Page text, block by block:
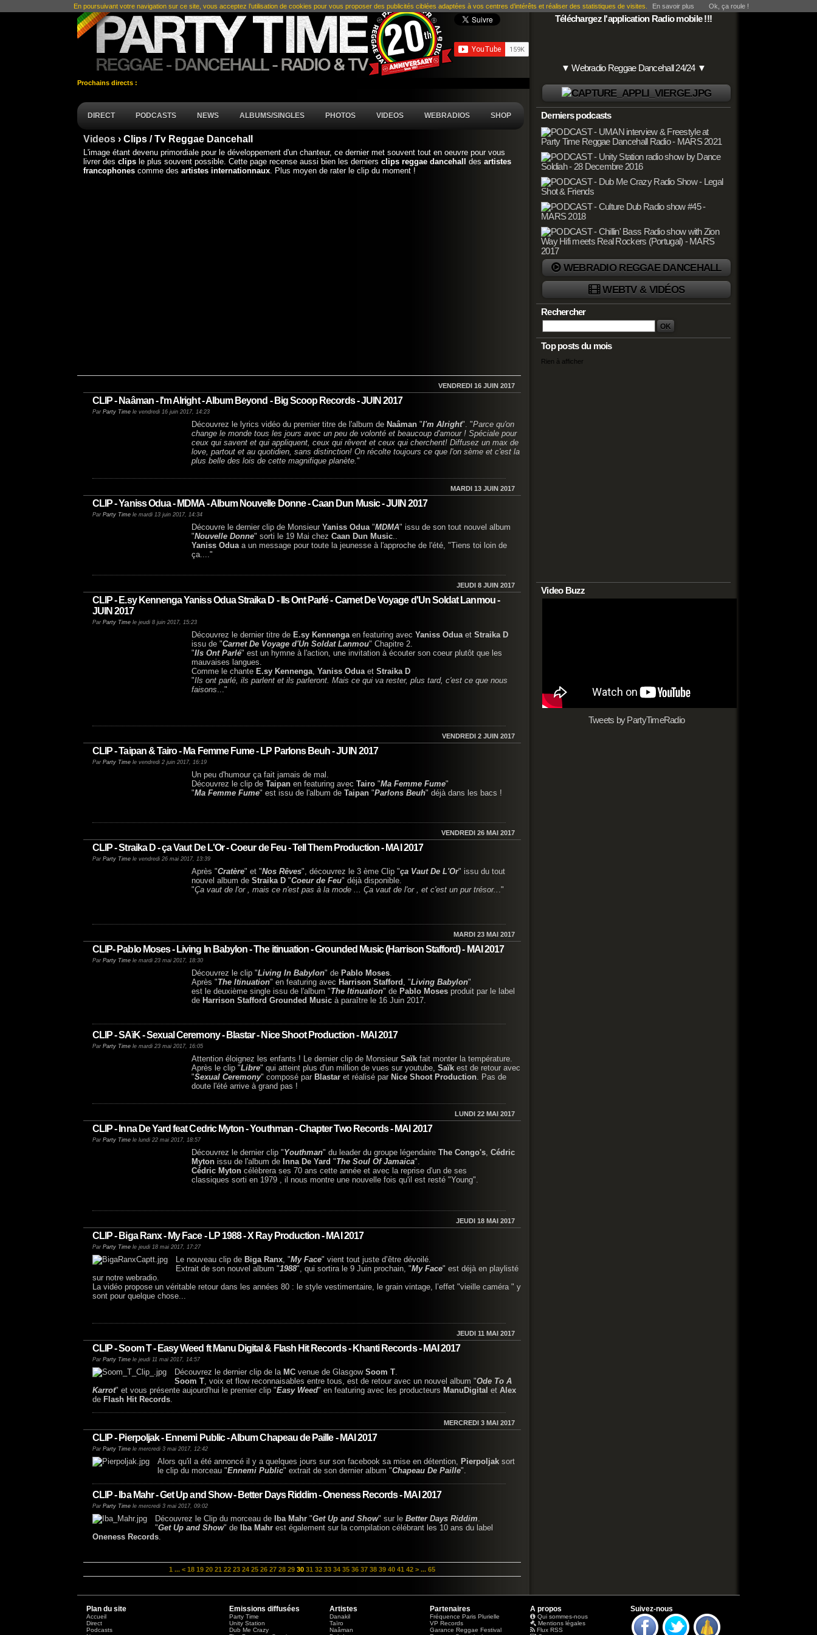
Prochains directs :
DIRECT PODCASTS NEWS ALBUMS/SINGLES PHOTOS VIDEOS WEBRADIOS SHOP
Videos › Clips / Tv Reggae Dancehall
L'image étant devenu primordiale pour le développement d'un chanteur, ce dernier met souvent tout en oeuvre pour vous
livrer des clips le plus souvent possible. Cette page recense aussi bien les derniers clips reggae dancehall des artistes
francophones comme des artistes internationnaux. Plus moyen de rater le clip du moment !
VENDREDI 16 JUIN 2017
CLIP - Naâman - I'm Alright - Album Beyond - Big Scoop Records - JUIN 2017
Par Party Time le vendredi 16 juin 2017, 14:23
Découvrez le lyrics vidéo du premier titre de l'album de Naâman "I'm Alright". "Parce qu'on
change le monde tous les jours avec un peu de volonté et beaucoup d'amour ! Spéciale pour
ceux qui savent et qui appliquent, ceux qui rêvent et ceux qui cherchent! Diffusez un max de
love, partout et au quotidien, sans distinction! On récolte toujours ce que l'on sème et c'est la
plus belle des lois de cette magnifique planète."
MARDI 13 JUIN 2017
CLIP - Yaniss Odua - MDMA - Album Nouvelle Donne - Caan Dun Music - JUIN 2017
Par Party Time le mardi 13 juin 2017, 14:34
Découvre le dernier clip de MonsieurYaniss Odua "MDMA" issu de son tout nouvel album
"Nouvelle Donne" sorti le 19 Mai chezCaan Dun Music
Yaniss Odua a un message pour toute la jeunesse à l'approche de l'été, "Tiens toi loin de
ça...."
JEUDI 8 JUIN 2017
CLIP - E.sy Kennenga Yaniss Odua Straika D - Ils Ont Parlé - Carnet De Voyage d'Un Soldat Lanmou -
JUIN 2017
Par Party Time le jeudi 8 juin 2017, 15:23
Découvrez le dernier titre de E.sy Kennengaen featuring avecYaniss OduaetStraika D
issu de "Carnet De Voyage d'Un Soldat Lanmou" Chapitre 2.
"Ils Ont Parlé" est un hymne à l'action, une invitation à écouter son coeur plutôt que les
mauvaises langues.
Comme le chante E.sy Kennenga,Yaniss OduaetStraika D
"Ils ont parlé, ils parlent et ils parleront. Mais ce qui va rester, plus tard, c'est ce que nous
faisons..."
VENDREDI 2 JUIN 2017
CLIP - Taipan & Tairo - Ma Femme Fume - LP Parlons Beuh - JUIN 2017
Par Party Time le vendredi 2 juin 2017, 16:19
Un peu d'humour ça fait jamais de mal.
Découvrez le clip deTaipan en featuring avecTairo "Ma Femme Fume"
"Ma Femme Fume" est issu de l'album deTaipan "Parlons Beuh" déjà dans les bacs !
VENDREDI 26 MAI 2017
CLIP - Straika D - ça Vaut De L'Or - Coeur de Feu - Tell Them Production - MAI 2017
Par Party Time le vendredi 26 mai 2017, 13:39
Après "Cratère" et "Nos Rêves", découvrez le 3 ème Clip "ça Vaut De L'Or" issu du tout
nouvel album deStraika D "Coeur de Feu" déjà disponible.
"Ça vaut de l'or , mais ce n'est pas à la mode ... Ça vaut de l'or , et c'est un pur trésor.. ."
MARDI 23 MAI 2017
CLIP- Pablo Moses - Living In Babylon - The itinuation - Grounded Music (Harrison Stafford) - MAI 2017
Par Party Time le mardi 23 mai 2017, 18:30
Découvrez le clip "Living In Babylon" dePablo Moses
Après "The Itinuation" en featuring avecHarrison Stafford , "Living Babylon"
est le deuxième single issu de l'album "The Itinuation" dePablo Moses produit par le label
deHarrison Stafford Grounded Music à paraître le 16 Juin 2017.
CLIP - SAïK - Sexual Ceremony - Blastar - Nice Shoot Production - MAI 2017
Par Party Time le mardi 23 mai 2017, 16:05
Attention éloignez les enfants ! Le dernier clip de MonsieurSaïk fait monter la température.
Après le clip "Libre" qui atteint plus d'un million de vues sur youtube,Saïk est de retour avec
"Sexual Ceremony" composé par Blastar et réalisé par Nice Shoot Production. Pas de
doute l'été arrive à grand pas !
LUNDI 22 MAI 2017
CLIP - Inna De Yard feat Cedric Myton - Youthman - Chapter Two Records - MAI 2017
Par Party Time le lundi 22 mai 2017, 18:57
Découvrez le dernier clip "Youthman" du leader du groupe légendaireThe Congo's,Cédric
Myton issu de l'album de Inna De Yard "The Soul Of Jamaica".
Cédric Myton célèbrera ses 70 ans cette année et avec la reprise d'un de ses
classiques sorti en 1979 , il nous montre une nouvelle fois qu'il est resté "Young".
JEUDI 18 MAI 2017
CLIP - Biga Ranx - My Face - LP 1988 - X Ray Production - MAI 2017
Par Party Time le jeudi 18 mai 2017, 17:27
Le nouveau clip de Biga Ranx , "My Face" vient tout juste d’être dévoilé.
Extrait de son nouvel album "1988", qui sortira le 9 Juin prochain, "My Face" est déjà en playlisté
sur notre webradio.
La vidéo propose un véritable retour dans les années 80 : le style vestimentaire, le grain vintage, l’effet "vieille caméra " y
sont pour quelque chose...
JEUDI 11 MAI 2017
CLIP - Soom T - Easy Weed ft Manu Digital & Flash Hit Records - Khanti Records - MAI 2017
Par Party Time le jeudi 11 mai 2017, 14:57
Découvrez le dernier clip de la MC venue de GlasgowSoom T
Soom T , voix et flow reconnaisables entre tous, est de retour avec un nouvel album "Ode To A
Karrot" et vous présente aujourd'hui le premier clip "Easy Weed" en featuring avec les producteurs ManuDigital et Alex
de Flash Hit Records
MERCREDI 3 MAI 2017
CLIP - Pierpoljak - Ennemi Public - Album Chapeau de Paille - MAI 2017
Par Party Time le mercredi 3 mai 2017, 12:42
Alors qu'il a été annoncé il y a quelques jours sur son facebook sa mise en détention, Pierpoljak sort
le clip du morceau "Ennemi Public" extrait de son dernier album "Chapeau De Paille".
CLIP - Iba Mahr - Get Up and Show - Better Days Riddim - Oneness Records - MAI 2017
Par Party Time le mercredi 3 mai 2017, 09:02
Découvrez le Clip du morceau de Iba Mahr "Get Up and Show" sur leBetter Days Riddim
"Get Up and Show" de Iba Mahr est également sur la compilation célébrant les 10 ans du label
Oneness Records
1 ... < 18 19 20 21 22 23 24 25 26 27 28 29 30 31 32 33 34 35 36 37 38 39 40 41 42 > ... 65
Téléchargez l'application Radio mobile !!!
▼ Webradio Reggae Dancehall 24/24 ▼
Derniers podcasts
WEBRADIO REGGAE DANCEHALL
WEBTV & VIDÉOS
Rechercher
Top posts du mois
Rien à afficher
Video Buzz
Tweets by PartyTimeRadio
Plan du site
Accueil
Direct
Podcasts
Emissions diffusées
Party Time
Unity Station
Dub Me Crazy
Artistes
Danakil
Taïro
Naâman
Partenaires
Fréquence Paris Plurielle
VP Records
Garance Reggae Festival
A propos
Qui sommes-nous
Mentions légales
Flux RSS
Suivez-nous
En poursuivant votre navigation sur ce site, vous acceptez l’utilisation de cookies pour vous proposer des publicités ciblées adaptées à vos centres d’intérêts et réaliser des statistiques de visites. En savoir plus Ok, ça roule !